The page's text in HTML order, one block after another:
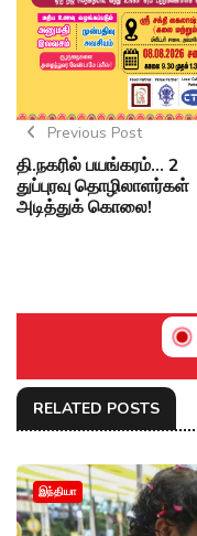
Previous Post
தி.நகரில் பயங்கரம்... 2
துப்புரவு தொழிலாளர்கள்
அடித்துக் கொலை!
RELATED POSTS
இந்தியா